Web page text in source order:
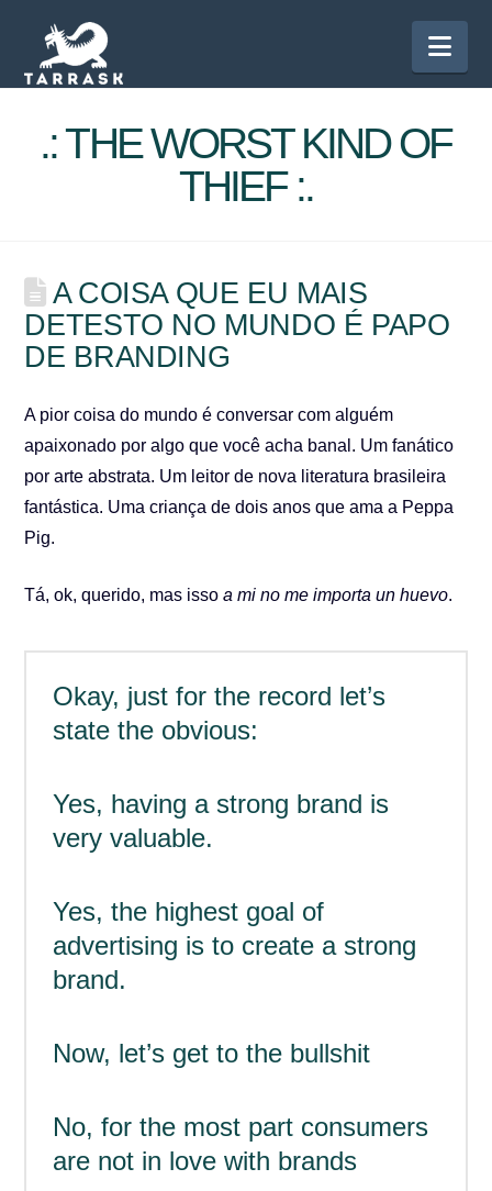
.: THE WORST KIND OF
THIEF :.
A COISA QUE EU MAIS
DETESTO NO MUNDO É PAPO
DE BRANDING
A pior coisa do mundo é conversar com alguém
apaixonado por algo que você acha banal. Um fanático
por arte abstrata. Um leitor de nova literatura brasileira
fantástica. Uma criança de dois anos que ama a Peppa
Pig.
Tá, ok, querido, mas issoa mi no me importa un huevo.
Okay, just for the record let’s
state the obvious:
Yes, having a strong brand is
very valuable.
Yes, the highest goal of
advertising is to create a strong
brand.
Now, let’s get to the bullshit
No, for the most part consumers
are not in love with brands